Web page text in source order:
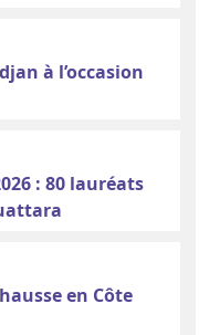
à l’occasion
: 80 lauréats
en Côte